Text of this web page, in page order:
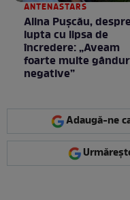
ANTENASTARS
Alina Pușcău, despre
lupta cu lipsa de
încredere: „Aveam
foarte multe
negative”
Adaugă-ne